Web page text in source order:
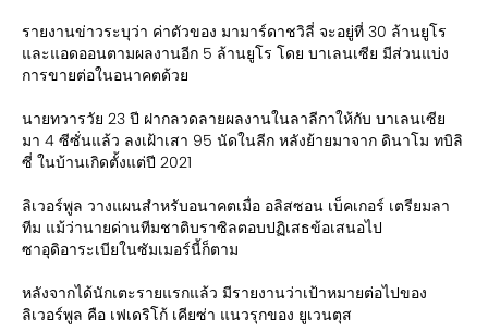
รายงานข่าวระบุว่า ค่าตัวของ มามาร์ดาชวิลี่ จะอยู่ที่ 30 ล้านยูโร
และแอดออนตามผลงานอีก 5 ล้านยูโร โดย บาเลนเซีย มีส่วนแบ่ง
การขายต่อในอนาคตด้วย
นายทวารวัย 23 ปี ฝากลวดลายผลงานในลาลีกาให้กับ บาเลนเซีย
มา 4 ซีซั่นแล้ว ลงเฝ้าเสา 95 นัดในลีก หลังย้ายมาจาก ดินาโม ทบิลิ
ซี่ ในบ้านเกิดตั้งแต่ปี 2021
ลิเวอร์พูล วางแผนสำหรับอนาคตเมื่อ อลิสซอน เบ็คเกอร์ เตรียมลา
ทีม แม้ว่านายด่านทีมชาติบราซิลตอบปฏิเสธข้อเสนอไป
ซาอุดิอาระเบียในซัมเมอร์นี้ก็ตาม
หลังจากได้นักเตะรายแรกแล้ว มีรายงานว่าเป้าหมายต่อไปของ
ลิเวอร์พูล คือ เฟเดริโก้ เคียซ่า แนวรุกของ ยูเวนตุส